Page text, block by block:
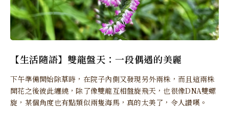
【生活隨語】雙龍盤天：一段偶遇的美麗
下午準備開始除草時，在院子內側又發現另外兩株，而且這兩株
開花之後彼此纏繞，除了像雙龍互相盤旋飛天，也很像DNA雙螺
旋，某個角度也有點類似兩隻海馬，真的太美了，令人讚嘆。